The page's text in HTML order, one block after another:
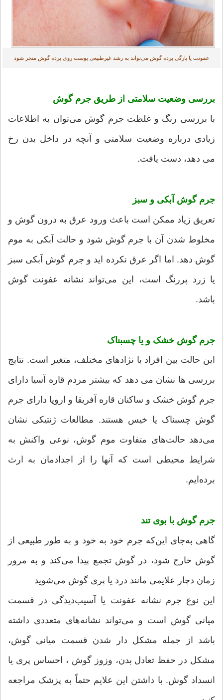
عفونت یا پارگی پرده گوش می‌تواند به رشد غیرطبیعی پوست روی پرده گوش منجر شود
بررسی وضعیت سلامتی از طریق جرم گوش
با بررسی رنگ و غلظت جرم گوش می‌توان به اطلاعات
زیادی درباره وضعیت سلامتی و آنچه در داخل بدن رخ
می دهد، دست یافت.
جرم گوش آبکی و سبز
تعریق زیاد ممکن است باعث ورود عرق به درون گوش و
مخلوط شدن آن با جرم گوش شود و حالت آبکی به موم
گوش دهد. اما اگر عرق نکرده اید و جرم گوش آبکی سبز
یا زرد پررنگ است، این می‌تواند نشانه عفونت گوش
باشد.
جرم گوش خشک و یا چسبناک
این حالت بین افراد با نژادهای مختلف، متغیر است. نتایج
بررسی ها نشان می دهد که بیشتر مردم قاره آسیا دارای
جرم گوش خشک و ساکنان قاره آفریقا و اروپا دارای جرم
گوش چسبناک یا خیس هستند. مطالعات ژنتیکی نشان
می‌دهد حالت‌های متفاوت موم گوش، نوعی واکنش به
شرایط محیطی است که آنها را از اجدادمان به ارث
برده‌ایم.
جرم گوش با بوی تند
گاهی به‌جای این‌که جرم خود به خود و به طور طبیعی از
گوش خارج شود، در گوش تجمع پیدا می‌کند و به مرور
زمان دچار علایمی مانند درد یا پری گوش می‌شوید
این نوع جرم نشانه عفونت یا آسیب‌دیدگی در قسمت
میانی گوش است و می‌تواند نشانه‌های متعددی داشته
باشد از جمله مشکل دار شدن قسمت میانی گوش،
مشکل در حفظ تعادل بدن، وزوز گوش ، احساس پری یا
انسداد گوش. با داشتن این علایم حتماً به پزشک مراجعه